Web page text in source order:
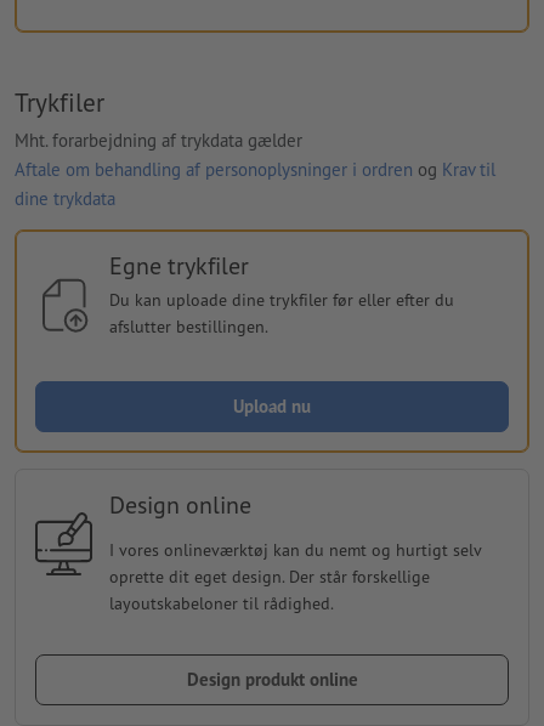
Trykfiler
Mht. forarbejdning af trykdata gælder
Aftale om behandling af personoplysninger i ordren og Krav til
dine trykdata
Egne trykfiler
Du kan uploade dine trykfiler før eller efter du
afslutter bestillingen.
Upload nu
Design online
I vores onlineværktøj kan du nemt og hurtigt selv
oprette dit eget design. Der står forskellige
layoutskabeloner til rådighed.
Design produkt online